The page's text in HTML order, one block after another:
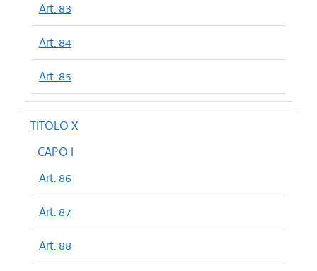
Art. 83
Art. 84
Art. 85
TITOLO X
CAPO I
Art. 86
Art. 87
Art. 88